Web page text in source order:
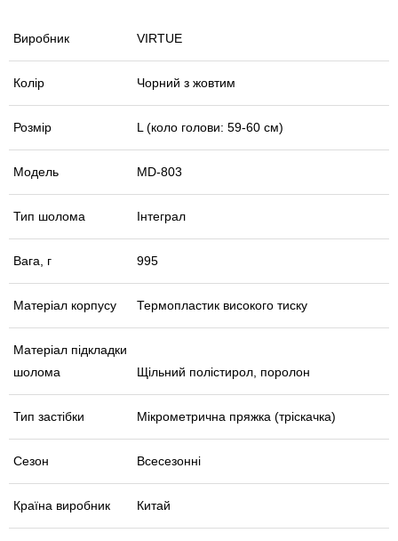
Виробник VIRTUE
Колір Чорний з жовтим
Розмір L (коло голови: 59-60 см)
Модель MD-803
Тип шолома Інтеграл
Вага, г 995
Матеріал корпусу Термопластик високого тиску
Матеріал підкладки
шолома
Щільний полістирол, поролон
Тип застібки Мікрометрична пряжка (тріскачка)
Сезон Всесезонні
Країна виробник Китай